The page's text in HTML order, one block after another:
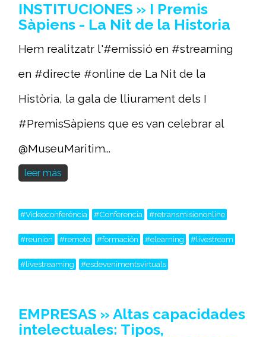
INSTITUCIONES » I Premis
Sàpiens - La Nit de la Historia
Hem realitzatr l'#emissió en #streaming
en #directe #online de La Nit de la
Història, la gala de lliurament dels I
#PremisSàpiens que es van celebrar al
@MuseuMaritim...
leer más
#Videoconferéncia #Conferencia #retransmisiononline
#reunion #remoto #formación #elearning #livestream
#livestreaming #esdevenimentsvirtuals
EMPRESAS » Altas capacidades
intelectuales: Tipos,